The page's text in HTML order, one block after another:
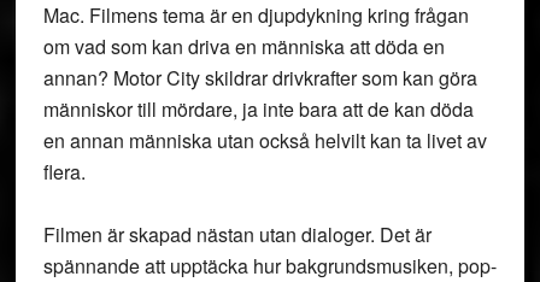
Mac. Filmens tema är en djupdykning kring frågan
om vad som kan driva en människa att döda en
annan? Motor City skildrar drivkrafter som kan göra
människor till mördare, ja inte bara att de kan döda
en annan människa utan också helvilt kan ta livet av
flera.
Filmen är skapad nästan utan dialoger. Det är
spännande att upptäcka hur bakgrundsmusiken, pop-